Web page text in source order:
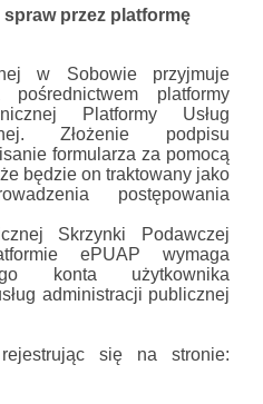
spraw przez platformę
w Sobowie przyjmuje
platformy
Platformy Usług
Złożenie podpisu
formularza za pomocą
będzie on traktowany jako
postępowania
Skrzynki Podawczej
ePUAP wymaga
konta użytkownika
administracji publicznej
się na stronie: